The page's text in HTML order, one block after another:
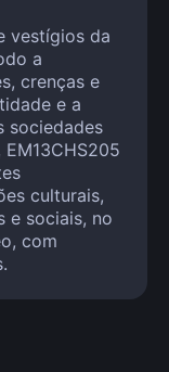
vestígios da
a
crenças e
e a
sociedades
culturais,
e sociais, no
com